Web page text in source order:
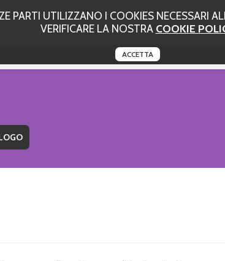
PARTI UTILIZZANO I COOKIES NECESSARI
VERIFICARE LA NOSTRA COOKIE
ACCETTA